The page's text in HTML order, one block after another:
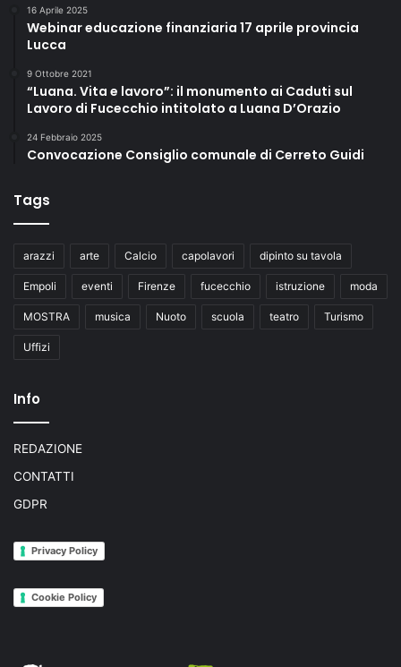
16 Aprile 2025
Webinar educazione finanziaria 17 aprile provincia
Lucca
9 Ottobre 2021
“Luana. Vita e lavoro”: il monumento ai Caduti sul
Lavoro di Fucecchio intitolato a Luana D’Orazio
24 Febbraio 2025
Convocazione Consiglio comunale di Cerreto Guidi
Tags
arazzi arte Calcio capolavori dipinto su tavola
Empoli eventi Firenze fucecchio istruzione moda
MOSTRA musica Nuoto scuola teatro Turismo
Uffizi
Info
REDAZIONE
CONTATTI
GDPR
Privacy Policy
Cookie Policy